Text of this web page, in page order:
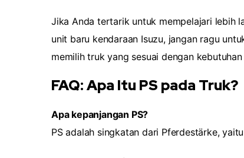
Jika Anda tertarik untuk mempelajari lebih
unit baru kendaraan Isuzu, jangan ragu
memilih truk yang sesuai dengan
FAQ: Apa Itu PS pada Truk?
Apa kepanjangan PS?
PS adalah singkatan dari Pferdestärke,